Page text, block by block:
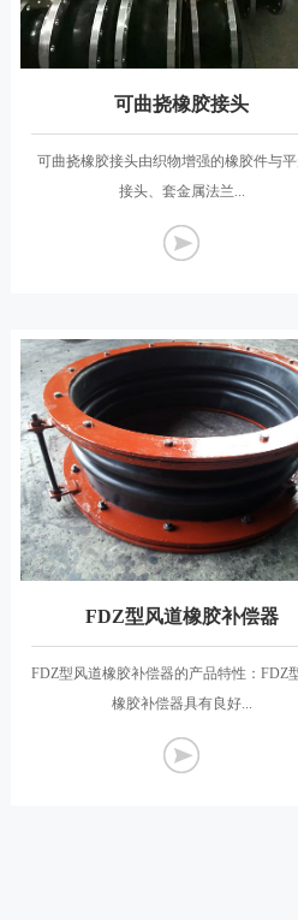
可曲挠橡胶接头
可曲挠橡胶接头由织物增强的橡胶件与
接头、套金属法兰...
FDZ型风道橡胶补偿器
FDZ型风道橡胶补偿器的产品特性：FDZ
橡胶补偿器具有良好...